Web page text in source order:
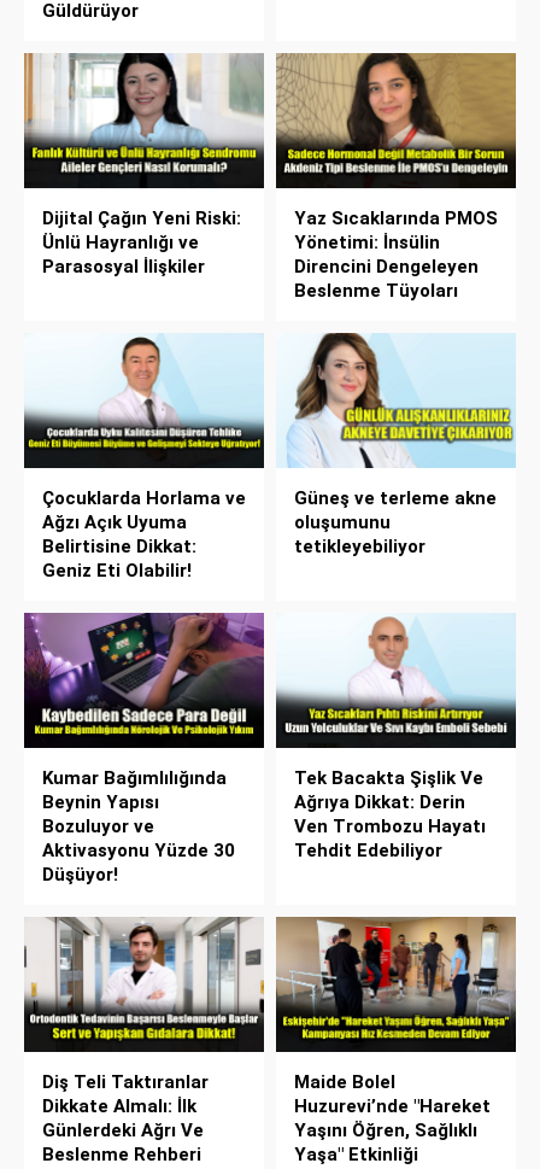
Güldürüyor
Dijital Çağın Yeni Riski:
Ünlü Hayranlığı ve
Parasosyal İlişkiler
Yaz Sıcaklarında PMOS
Yönetimi: İnsülin
Direncini Dengeleyen
Beslenme Tüyoları
Çocuklarda Horlama ve
Ağzı Açık Uyuma
Belirtisine Dikkat:
Geniz Eti Olabilir!
Güneş ve terleme akne
oluşumunu
tetikleyebiliyor
Kumar Bağımlılığında
Beynin Yapısı
Bozuluyor ve
Aktivasyonu Yüzde 30
Düşüyor!
Tek Bacakta Şişlik Ve
Ağrıya Dikkat: Derin
Ven Trombozu Hayatı
Tehdit Edebiliyor
Diş Teli Taktıranlar
Dikkate Almalı: İlk
Günlerdeki Ağrı Ve
Beslenme Rehberi
Maide Bolel
Huzurevi’nde "Hareket
Yaşını Öğren, Sağlıklı
Yaşa" Etkinliği